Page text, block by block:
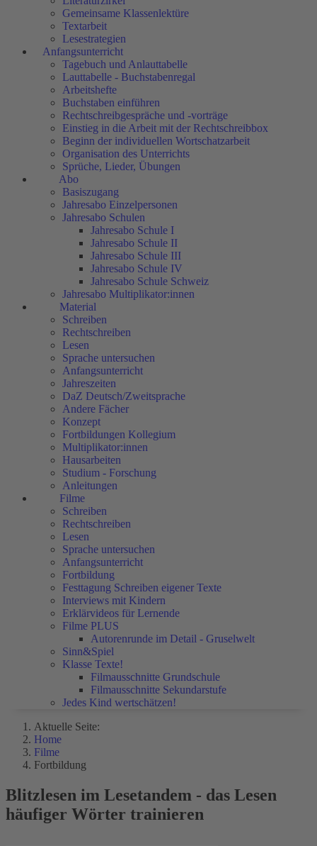
Gemeinsame Klassenlektüre
Textarbeit
Lesestrategien
Anfangsunterricht
Tagebuch und Anlauttabelle
Lauttabelle - Buchstabenregal
Arbeitshefte
Buchstaben einführen
Rechtschreibgespräche und -vorträge
Einstieg in die Arbeit mit der Rechtschreibbox
Beginn der individuellen Wortschatzarbeit
Organisation des Unterrichts
Sprüche, Lieder, Übungen
Abo
Basiszugang
Jahresabo Einzelpersonen
Jahresabo Schulen
Jahresabo Schule I
Jahresabo Schule II
Jahresabo Schule III
Jahresabo Schule IV
Jahresabo Schule Schweiz
Jahresabo Multiplikator:innen
Material
Schreiben
Rechtschreiben
Lesen
Sprache untersuchen
Anfangsunterricht
Jahreszeiten
DaZ Deutsch/Zweitsprache
Andere Fächer
Konzept
Fortbildungen Kollegium
Multiplikator:innen
Hausarbeiten
Studium - Forschung
Anleitungen
Filme
Schreiben
Rechtschreiben
Lesen
Sprache untersuchen
Anfangsunterricht
Fortbildung
Festtagung Schreiben eigener Texte
Interviews mit Kindern
Erklärvideos für Lernende
Filme PLUS
Autorenrunde im Detail - Gruselwelt
Sinn&Spiel
Klasse Texte!
Filmausschnitte Grundschule
Filmausschnitte Sekundarstufe
Jedes Kind wertschätzen!
Aktuelle Seite:
Home
Filme
Fortbildung
Blitzlesen im Lesetandem - das Lesen
häufiger Wörter trainieren